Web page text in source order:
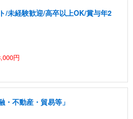
/未経験歓迎/高卒以上OK/賞与年2
円
不動産・貿易等」